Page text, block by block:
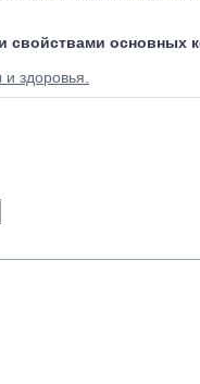
свойствами основных
здоровья.